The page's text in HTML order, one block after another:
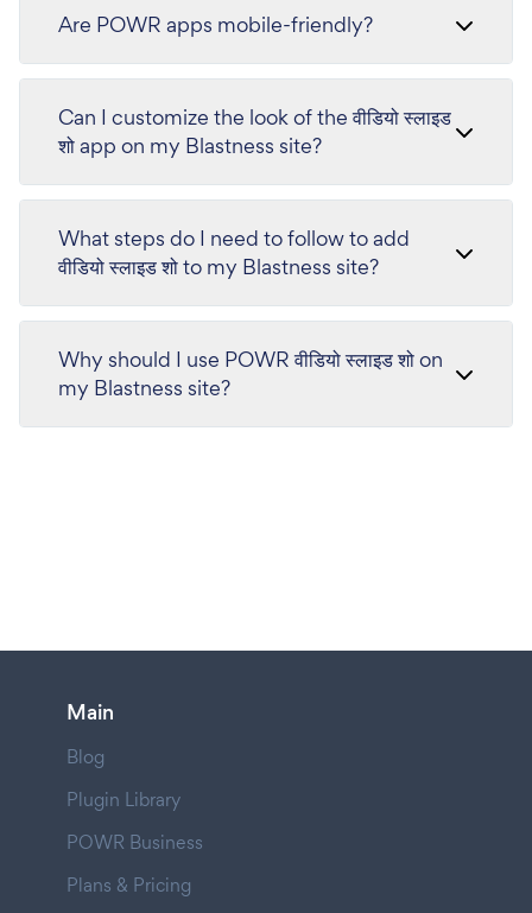
Are POWR apps mobile-friendly?
Can I customize the look of the वीडियो स्लाइड
शो app on my Blastness site?
What steps do I need to follow to add
वीडियो स्लाइड शो to my Blastness site?
Why should I use POWR वीडियो स्लाइड शो on
my Blastness site?
Main
Blog
Plugin Library
POWR Business
Plans & Pricing